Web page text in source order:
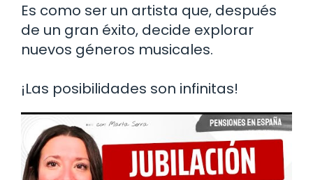
Es como ser un artista que, después
de un gran éxito, decide explorar
nuevos géneros musicales.
¡Las posibilidades son infinitas!